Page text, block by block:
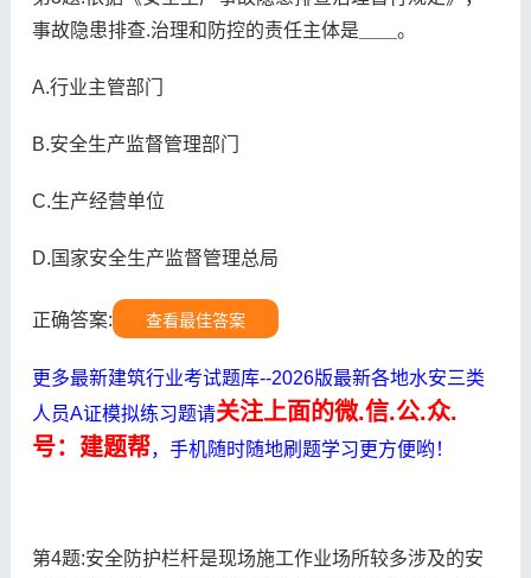
事故隐患排查.治理和防控的责任主体是＿＿。
A.行业主管部门
B.安全生产监督管理部门
C.生产经营单位
D.国家安全生产监督管理总局
正确答案: 查看最佳答案
更多最新建筑行业考试题库--2026版最新各地水安三类
人员A证模拟练习题请关注上面的微.信.公.众.
号：建题帮，手机随时随地刷题学习更方便哟！
第4题:安全防护栏杆是现场施工作业场所较多涉及的安